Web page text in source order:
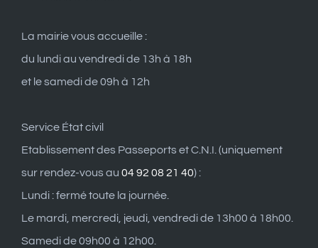
La mairie vous accueille :
du lundi au vendredi de 13h à 18h
et le samedi de 09h à 12h
Service État civil
Etablissement des Passeports et C.N.I. (uniquement
sur rendez-vous au 04 92 08 21 40) :
Lundi : fermé toute la journée.
Le mardi, mercredi, jeudi, vendredi de 13h00 à 18h00.
Samedi de 09h00 à 12h00.